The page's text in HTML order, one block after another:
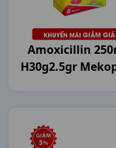
Amoxicillin
H30g2.5gr